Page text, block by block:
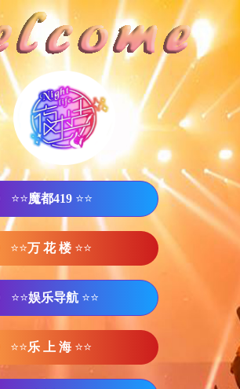
⭐⭐魔都419 ⭐⭐
⭐⭐万 花 楼 ⭐⭐
⭐⭐娱乐导航 ⭐⭐
⭐⭐乐 上 海 ⭐⭐